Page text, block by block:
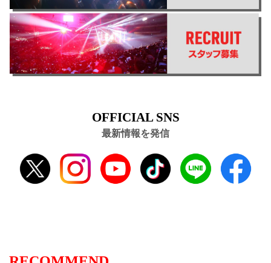
OFFICIAL SNS
最新情報を発信